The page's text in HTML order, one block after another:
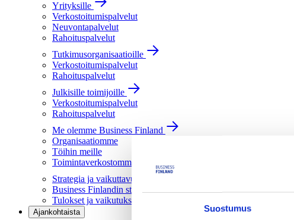
Suostumus
Yrityksille
Verkostoitumispalvelut
Neuvontapalvelut
Rahoituspalvelut
Tutkimusorganisaatioille
Verkostoitumispalvelut
Rahoituspalvelut
Julkisille toimijoille
Verkostoitumispalvelut
Rahoituspalvelut
Me olemme Business Finland
Organisaatiomme
Töihin meille
Toimintaverkostomme
Strategia ja vaikuttavuus
Business Finlandin strategia 2030
Tulokset ja vaikutukset
Ajankohtaista